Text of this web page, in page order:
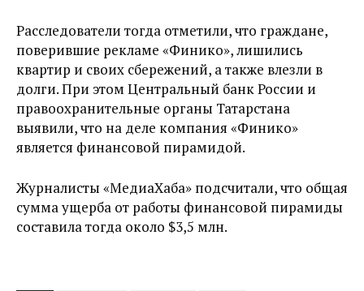
Расследователи тогда отметили, что граждане,
поверившие рекламе «Финико», лишились
квартир и своих сбережений, а также влезли в
долги. При этом Центральный банк России и
правоохранительные органы Татарстана
выявили, что на деле компания «Финико»
является финансовой пирамидой.
Журналисты «МедиаХаба» подсчитали, что общая
сумма ущерба от работы финансовой пирамиды
составила тогда около $3,5 млн.